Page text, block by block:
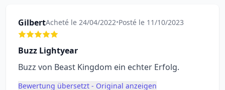
GilbertAcheté le 24/04/2022•Posté le 11/10/2023
Buzz Lightyear
Buzz von Beast Kingdom ein echter Erfolg.
Bewertung übersetzt - Original anzeigen